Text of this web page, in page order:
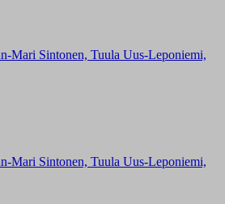
Mari Sintonen, Tuula Uus-Leponiemi,
Mari Sintonen, Tuula Uus-Leponiemi,